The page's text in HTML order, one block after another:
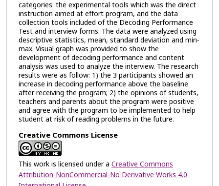
categories: the experimental tools which was the direct
instruction aimed at effort program, and the data
collection tools included of the Decoding Performance
Test and interview forms. The data were analyzed using
descriptive statistics, mean, standard deviation and min-
max. Visual graph was provided to show the
development of decoding performance and content
analysis was used to analyze the interview. The research
results were as follow: 1) the 3 participants showed an
increase in decoding performance above the baseline
after receiving the program; 2) the opinions of students,
teachers and parents about the program were positive
and agree with the program to be implemented to help
student at risk of reading problems in the future.
Creative Commons License
This work is licensed under a Creative Commons
Attribution-NonCommercial-No Derivative Works 4.0